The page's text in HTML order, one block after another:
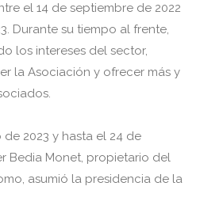
el 14 de septiembre de 2022
Durante su tiempo al frente,
los intereses del sector,
la Asociación y ofrecer más y
2023 y hasta el 24 de
Bedia Monet, propietario del
asumió la presidencia de la